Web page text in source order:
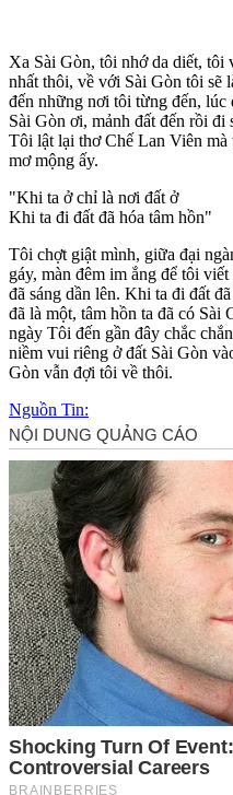
Xa Sài Gòn, tôi nhớ da diết, tôi
nhất thôi, về với Sài Gòn tôi sẽ
đến những nơi tôi từng đến, lúc
Sài Gòn ơi, mảnh đất đến rồi đi
Tôi lật lại thơ Chế Lan Viên
mơ mộng ấy.
"Khi ta ở chỉ là nơi đất ở
Khi ta đi đất đã hóa tâm hồn"
Tôi chợt giật mình, giữa đại
gáy, màn đêm im ắng để tôi
đã sáng dần lên. Khi ta đi đất
đã là một, tâm hồn ta đã có Sài
ngày Tôi đến gần đây chắc
niềm vui riêng ở đất Sài Gòn
Gòn vẫn đợi tôi về thôi.
Nguồn Tin: